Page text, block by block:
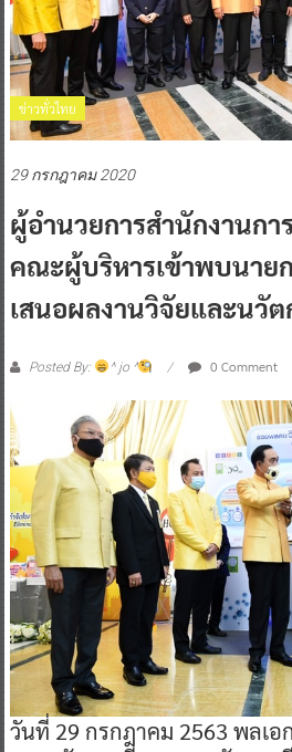
ข่าวทั่วไทย
29 กรกฎาคม 2020
ผู้อำนวยการสำนักงานก
คณะผู้บริหารเข้าพบนาย
เสนอผลงานวิจัยและนวัต
Posted By: ^ jo ^ 0 Comment
วันที่ 29 กรกฎาคม 2563 พลเอ